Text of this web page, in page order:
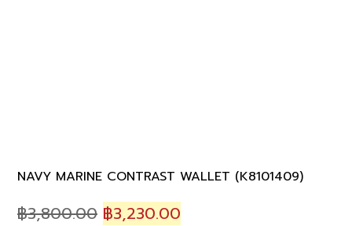
NAVY MARINE CONTRAST WALLET (K8101409)
฿3,800.00 Original
฿3,230.00